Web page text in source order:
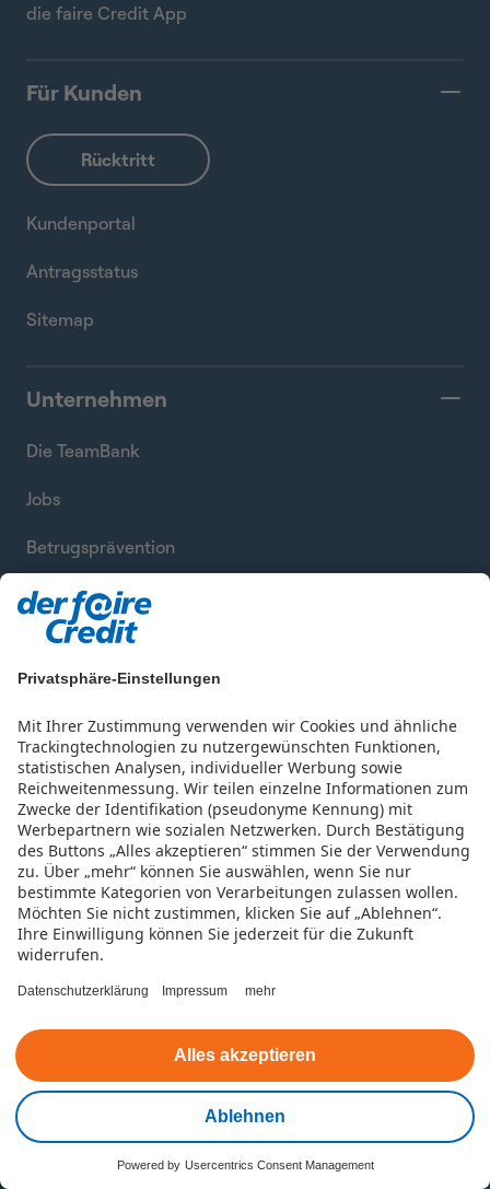
Privatsphäre-Einstellungen
Mit Ihrer Zustimmung verwenden wir Cookies und ähnliche
Trackingtechnologien zu nutzergewünschten Funktionen,
statistischen Analysen, individueller Werbung sowie
Reichweitenmessung. Wir teilen einzelne Informationen zum
Zwecke der Identifikation (pseudonyme Kennung) mit
Werbepartnern wie sozialen Netzwerken. Durch Bestätigung
des Buttons „Alles akzeptieren“ stimmen Sie der Verwendung
zu. Über „mehr“ können Sie auswählen, wenn Sie nur
bestimmte Kategorien von Verarbeitungen zulassen wollen.
Möchten Sie nicht zustimmen, klicken Sie auf „Ablehnen“.
Ihre Einwilligung können Sie jederzeit für die Zukunft
widerrufen.
Datenschutzerklärung Impressum mehr
Ablehnen
Alles akzeptieren
Powered by Usercentrics Consent Management
die faire Credit App
Für Kunden
Kundenportal
Antragsstatus
Sitemap
Unternehmen
Die TeamBank
Jobs
Betrugsprävention
Datenversprechen
Werbewiderspruch
Kreditthemen
Kredit
Kreditrechner
Online-Kredit
Sofortkredit
Kreditanlässe
Umschuldung
Kredit aufstocken